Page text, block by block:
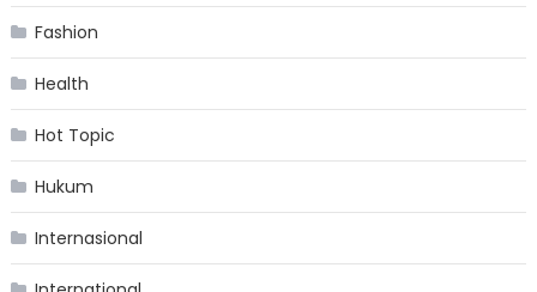
Fashion
Health
Hot Topic
Hukum
Internasional